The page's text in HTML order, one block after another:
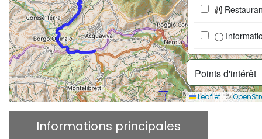
Points d'intérêt
Leaflet|©
Informations principales